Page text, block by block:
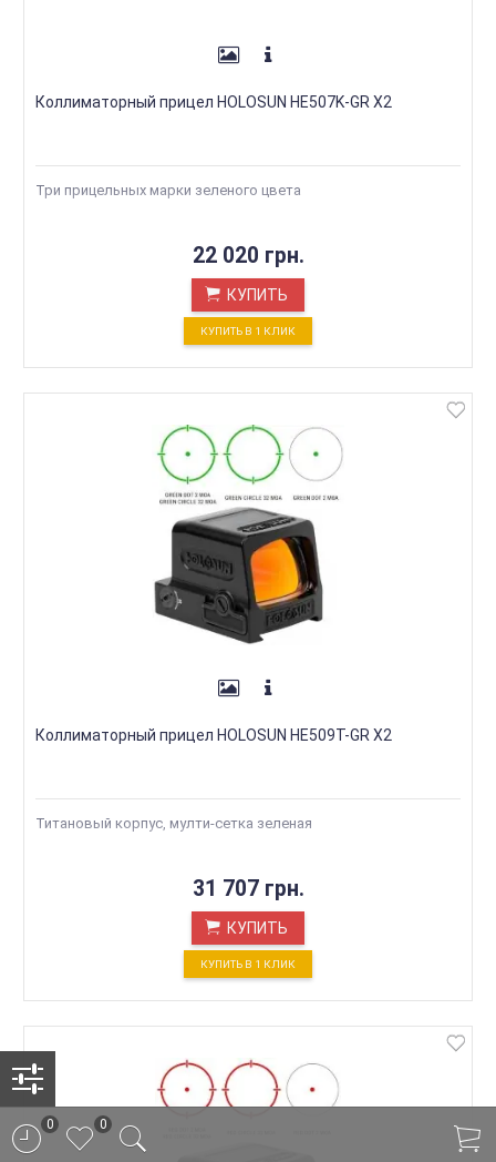
Коллиматорный прицел HOLOSUN HE507K-GR X2
Три прицельных марки зеленого цвета
22 020 грн.
КУПИТЬ
КУПИТЬ В 1 КЛИК
Коллиматорный прицел HOLOSUN HE509T-GR X2
Титановый корпус, мулти-сетка зеленая
31 707 грн.
КУПИТЬ
КУПИТЬ В 1 КЛИК
0 0